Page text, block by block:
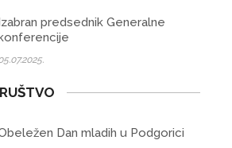
predsednik Generalne
Dan mladih u Podgorici